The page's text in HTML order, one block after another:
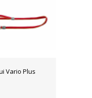
Vario Plus